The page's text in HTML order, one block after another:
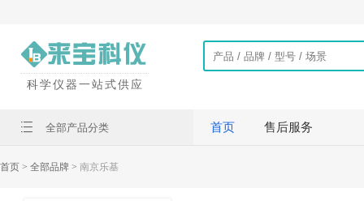
科学仪器一站式供应
全部产品分类 首页 售后服务
首页 > 全部品牌 > 南京乐基